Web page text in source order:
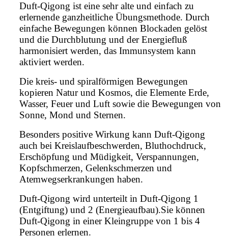
Duft-Qigong ist eine sehr alte und einfach zu
erlernende ganzheitliche Übungsmethode. Durch
einfache Bewegungen können Blockaden gelöst
und die Durchblutung und der Energiefluß
harmonisiert werden, das Immunsystem kann
aktiviert werden.
Die kreis- und spiralförmigen Bewegungen
kopieren Natur und Kosmos, die Elemente Erde,
Wasser, Feuer und Luft sowie die Bewegungen von
Sonne, Mond und Sternen.
Besonders positive Wirkung kann Duft-Qigong
auch bei Kreislaufbeschwerden, Bluthochdruck,
Erschöpfung und Müdigkeit, Verspannungen,
Kopfschmerzen, Gelenkschmerzen und
Atemwegserkrankungen haben.
Duft-Qigong wird unterteilt in Duft-Qigong 1
(Entgiftung) und 2 (Energieaufbau).Sie können
Duft-Qigong in einer Kleingruppe von 1 bis 4
Personen erlernen.